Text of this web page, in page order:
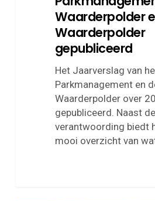
Waarderpolder
Waarderpolder
gepubliceerd
Het Jaarverslag van
Parkmanagement en
Waarderpolder over
gepubliceerd. Naast
verantwoording biedt
mooi overzicht van